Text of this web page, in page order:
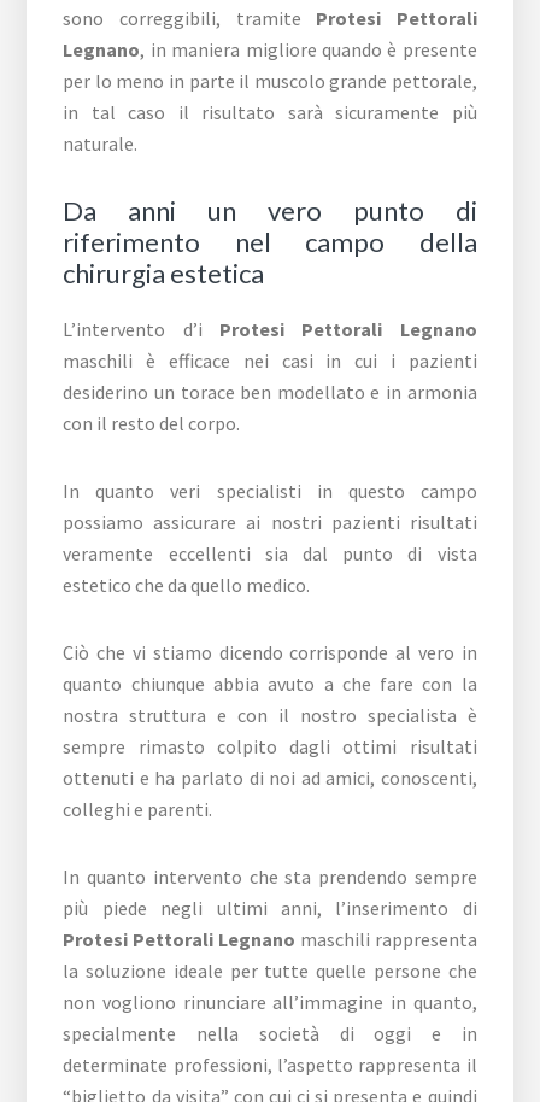
sono correggibili, tramite Protesi Pettorali
Legnano, in maniera migliore quando è presente
per lo meno in parte il muscolo grande pettorale,
in tal caso il risultato sarà sicuramente più
naturale.
Da anni un vero punto di
riferimento nel campo della
chirurgia estetica
L’intervento d’i Protesi Pettorali Legnano
maschili è efficace nei casi in cui i pazienti
desiderino un torace ben modellato e in armonia
con il resto del corpo.
In quanto veri specialisti in questo campo
possiamo assicurare ai nostri pazienti risultati
veramente eccellenti sia dal punto di vista
estetico che da quello medico.
Ciò che vi stiamo dicendo corrisponde al vero in
quanto chiunque abbia avuto a che fare con la
nostra struttura e con il nostro specialista è
sempre rimasto colpito dagli ottimi risultati
ottenuti e ha parlato di noi ad amici, conoscenti,
colleghi e parenti.
In quanto intervento che sta prendendo sempre
più piede negli ultimi anni, l’inserimento di
Protesi Pettorali Legnano maschili rappresenta
la soluzione ideale per tutte quelle persone che
non vogliono rinunciare all’immagine in quanto,
specialmente nella società di oggi e in
determinate professioni, l’aspetto rappresenta il
“biglietto da visita” con cui ci si presenta e quindi